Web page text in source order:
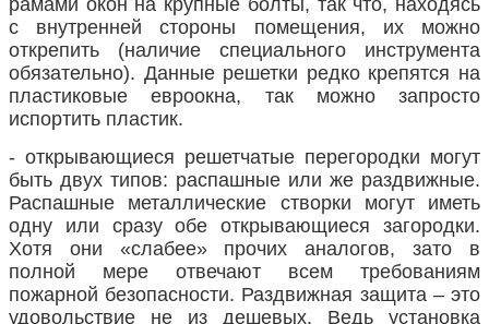
рамами окон на крупные болты, так что, находясь
с внутренней стороны помещения, их можно
открепить (наличие специального инструмента
обязательно). Данные решетки редко крепятся на
пластиковые евроокна, так можно запросто
испортить пластик.
- открывающиеся решетчатые перегородки могут
быть двух типов: распашные или же раздвижные.
Распашные металлические створки могут иметь
одну или сразу обе открывающиеся загородки.
Хотя они «слабее» прочих аналогов, зато в
полной мере отвечают всем требованиям
пожарной безопасности. Раздвижная защита – это
удовольствие не из дешевых. Ведь установка